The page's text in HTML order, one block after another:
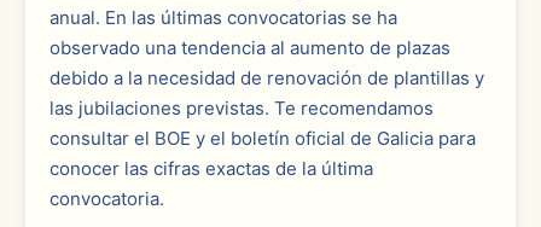
anual. En las últimas convocatorias se ha
observado una tendencia al aumento de plazas
debido a la necesidad de renovación de plantillas y
las jubilaciones previstas. Te recomendamos
consultar el BOE y el boletín oficial de Galicia para
conocer las cifras exactas de la última
convocatoria.